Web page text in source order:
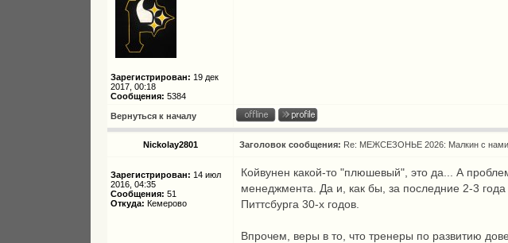
Зарегистрирован: 19 дек
2017, 00:18
Сообщения: 5384
Вернуться к началу
Nickolay2801 Заголовок сообщения: Re: МЕЖСЕЗОНЬЕ 2026: Малкин с
Зарегистрирован: 14 июл
2016, 04:35
Сообщения: 51
Откуда: Кемерово
Койвунен какой-то "плюшевый", это да... А
менеджмента. Да и, как бы, за последние 2-3 года
Питтсбурга 30-х годов.
Впрочем, веры в то, что тренеры по развитию